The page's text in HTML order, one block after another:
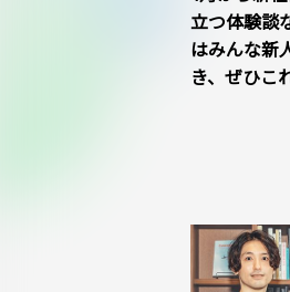
立つ体験談
はみんな新
き、ぜひこ